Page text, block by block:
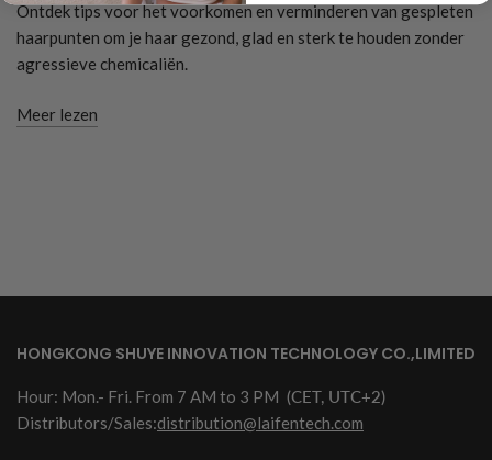
Ontdek tips voor het voorkomen en verminderen van gespleten
haarpunten om je haar gezond, glad en sterk te houden zonder
agressieve chemicaliën.
Meer lezen
HONGKONG SHUYE INNOVATION TECHNOLOGY CO.,LIMITED
Hour: Mon.- Fri. From 7 AM to 3 PM (CET, UTC+2)
Distributors/Sales:distribution@laifentech.com